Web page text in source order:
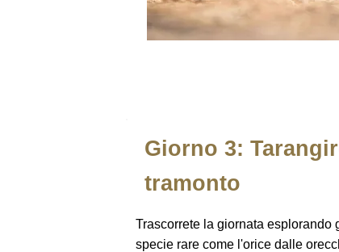
Giorno 3:
tramonto
Trascorrete la giornata
specie rare come l'orice dalle